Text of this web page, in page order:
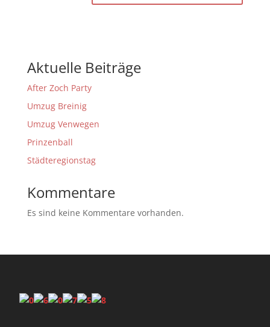
Aktuelle Beiträge
After Zoch Party
Umzug Breinig
Umzug Venwegen
Prinzenball
Städteregionstag
Kommentare
Es sind keine Kommentare vorhanden.